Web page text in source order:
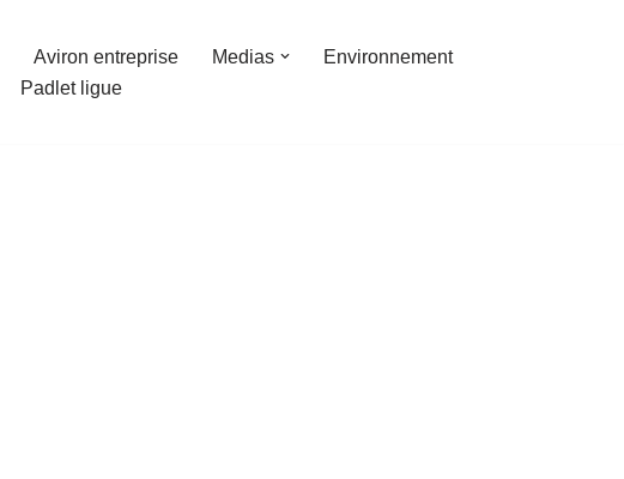
Aviron entreprise Medias
Environnement
Padlet ligue